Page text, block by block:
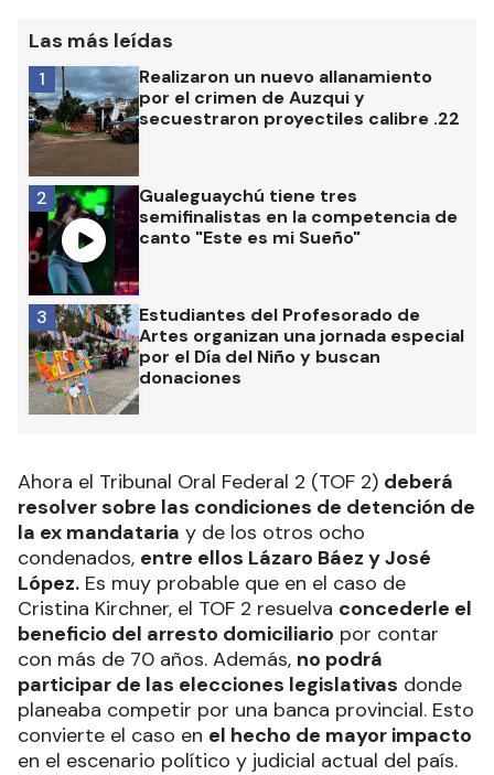
Las más leídas
Realizaron un nuevo allanamiento
por el crimen de Auzqui y
secuestraron proyectiles calibre .22
1
Gualeguaychú tiene tres
semifinalistas en la competencia de
canto "Este es mi Sueño"
2
Estudiantes del Profesorado de
Artes organizan una jornada especial
por el Día del Niño y buscan
donaciones
3
Ahora el Tribunal Oral Federal 2 (TOF 2) deberá
resolver sobre las condiciones de detención de
la ex mandataria y de los otros ocho
condenados, entre ellos Lázaro Báez y José
López. Es muy probable que en el caso de
Cristina Kirchner, el TOF 2 resuelva concederle el
beneficio del arresto domiciliario por contar
con más de 70 años. Además, no podrá
participar de las elecciones legislativas donde
planeaba competir por una banca provincial. Esto
convierte el caso en el hecho de mayor impacto
en el escenario político y judicial actual del país.